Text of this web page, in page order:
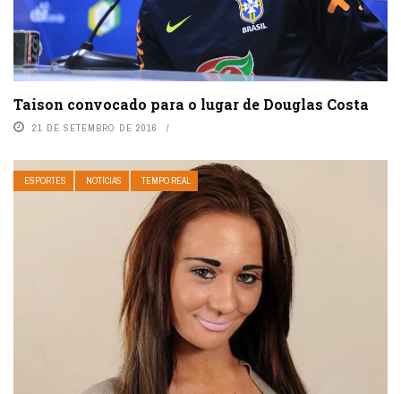
Taison convocado para o lugar de Douglas Costa
21 DE SETEMBRO DE 2016
ESPORTES NOTÍCIAS TEMPO REAL